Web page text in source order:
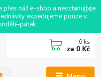
náš e-shop a nevztahují se
expedujeme pouze v
0 ks
za 0 Kč